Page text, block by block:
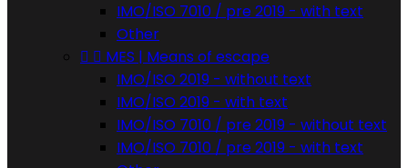
IMO/ISO 7010 / pre 2019 - with text
Other
  MES | Means of escape
IMO/ISO 2019 - without text
IMO/ISO 2019 - with text
IMO/ISO 7010 / pre 2019 - without text
IMO/ISO 7010 / pre 2019 - with text